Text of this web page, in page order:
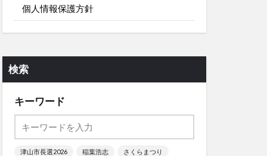
個人情報保護方針
検索
キーワード
津山市長選2026 稲葉浩志
さくらまつり